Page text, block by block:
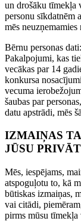
un drošāku tīmekļa
personu sīkdatnēm
mēs
Bērnu personas dati:
Pakalpojumi, kas
vecākas par 14
konkursa
vecuma
šaubas par
datu apstrādi, mēs
IZMAIŅAS
JŪSU
Mēs, iespējams,
atspoguļotu to, kā
būtiskas izmaiņas,
vai citādi,
pirms mūsu tīmekļa